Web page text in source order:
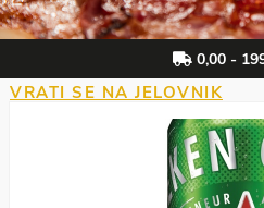
0,00 -
VRATI SE NA JELOVNIK